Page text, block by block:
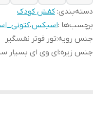
دسته‌بندی:کفش کودک
برچسب‌ها :اسیکس،
جنس رویه:تور فوتر نفسگیر
جنس زیره:ای وی ای بسیار